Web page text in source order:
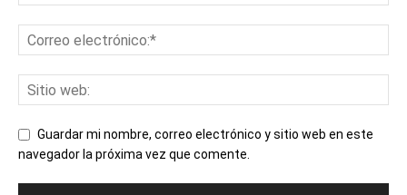
Guardar mi nombre, correo electrónico y sitio web en este
navegador la próxima vez que comente.